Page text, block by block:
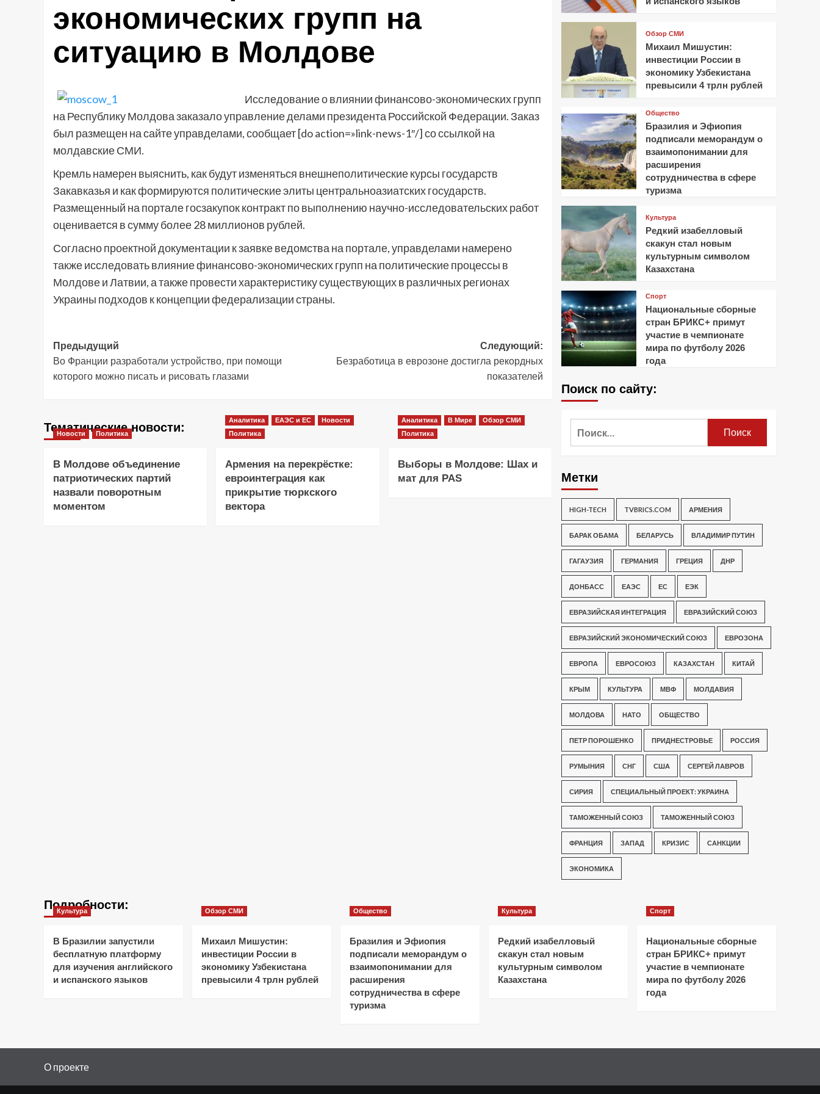
экономических групп на
ситуацию в Молдове
Исследование о влиянии финансово-экономических групп
на Республику Молдова заказало управление делами президента Российской Федерации. Заказ
был размещен на сайте управделами, сообщает [do action=»link-news-1″/] со ссылкой на
молдавские СМИ.
Кремль намерен выяснить, как будут изменяться внешнеполитические курсы государств
Закавказья и как формируются политические элиты центральноазиатских государств.
Размещенный на портале госзакупок контракт по выполнению научно-исследовательских работ
оценивается в сумму более 28 миллионов рублей.
Согласно проектной документации к заявке ведомства на портале, управделами намерено
также исследовать влияние финансово-экономических групп на политические процессы в
Молдове и Латвии, а также провести характеристику существующих в различных регионах
Украины подходов к концепции федерализации страны.
Навигация
записи
Предыдущий
Во Франции разработали устройство, при помощи
которого можно писать и рисовать глазами
Следующий:
Безработица в еврозоне достигла рекордных
показателей
Тематические новости:
Новости Политика
В Молдове объединение
патриотических партий
назвали поворотным
моментом
Аналитика ЕАЭС и ЕС
Новости
Политика
Армения на перекрёстке:
евроинтеграция как
прикрытие тюркского
вектора
Аналитика В Мире
Обзор СМИ
Политика
Выборы в Молдове: Шах и
мат для PAS
Обзор СМИ
Михаил Мишустин:
инвестиции России в
экономику Узбекистана
превысили 4 трлн рублей
Общество
Бразилия и Эфиопия
подписали меморандум о
взаимопонимании для
расширения
сотрудничества в сфере
туризма
Культура
Редкий изабелловый
скакун стал новым
культурным символом
Казахстана
Спорт
Национальные сборные
стран БРИКС+ примут
участие в чемпионате
мира по футболу 2026
года
Поиск по сайту:
Метки
HIGH-TECH TVBRICS.COM АРМЕНИЯ
БАРАК ОБАМА БЕЛАРУСЬ ВЛАДИМИР ПУТИН
ГАГАУЗИЯ ГЕРМАНИЯ ГРЕЦИЯ ДНР
ДОНБАСС ЕАЭС ЕС ЕЭК
ЕВРАЗИЙСКАЯ ИНТЕГРАЦИЯ ЕВРАЗИЙСКИЙ СОЮЗ
ЕВРАЗИЙСКИЙ ЭКОНОМИЧЕСКИЙ СОЮЗ ЕВРОЗОНА
ЕВРОПА ЕВРОСОЮЗ КАЗАХСТАН КИТАЙ
КРЫМ КУЛЬТУРА МВФ МОЛДАВИЯ
МОЛДОВА НАТО ОБЩЕСТВО
ПЕТР ПОРОШЕНКО ПРИДНЕСТРОВЬЕ РОССИЯ
РУМЫНИЯ СНГ США СЕРГЕЙ ЛАВРОВ
СИРИЯ СПЕЦИАЛЬНЫЙ ПРОЕКТ: УКРАИНА
ТАМОЖЕННЫЙ СОЮЗ ТАМОЖЕННЫЙ СОЮЗ
ФРАНЦИЯ ЗАПАД КРИЗИС САНКЦИИ
ЭКОНОМИКА
Подробности:
Культура
В Бразилии запустили
бесплатную платформу
для изучения английского
и испанского языков
Обзор СМИ
Михаил Мишустин:
инвестиции России в
экономику Узбекистана
превысили 4 трлн рублей
Общество
Бразилия и Эфиопия
подписали меморандум о
взаимопонимании для
расширения
сотрудничества в сфере
туризма
Культура
Редкий изабелловый
скакун стал новым
культурным символом
Казахстана
Спорт
Национальные сборные
стран БРИКС+ примут
участие в чемпионате
мира по футболу 2026
года
О проекте